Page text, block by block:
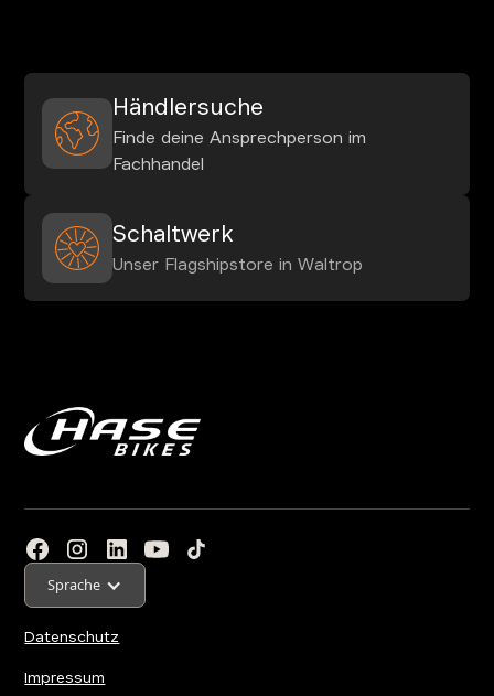
Händlersuche
Finde deine Ansprechperson im
Fachhandel
Schaltwerk
Unser Flagshipstore in Waltrop
Sprache
Datenschutz
Impressum